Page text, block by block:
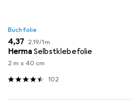
Buchfolie
EUR
4,37 EUR
2,19/1m
Herma Selbstklebefolie
2 m x 40 cm
102